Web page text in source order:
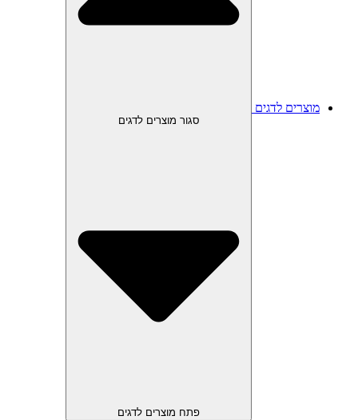
מוצרים לדגים
סגור מוצרים לדגים
פתח מוצרים לדגים